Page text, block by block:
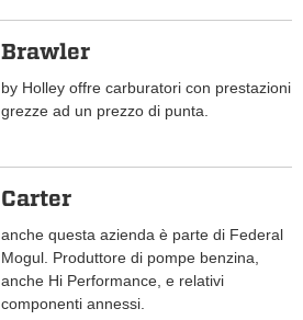
Brawler
by Holley offre carburatori con prestazioni
grezze ad un prezzo di punta.
Carter
anche questa azienda è parte di Federal
Mogul. Produttore di pompe benzina,
anche Hi Performance, e relativi
componenti annessi.